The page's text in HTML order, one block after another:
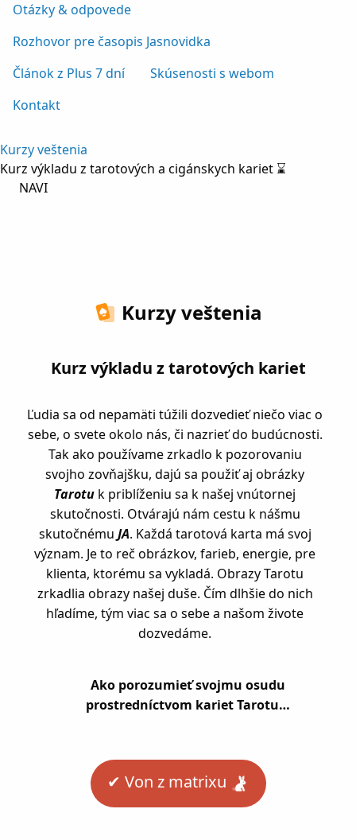
Otázky & odpovede
Rozhovor pre časopis Jasnovidka
Článok z Plus 7 dní
Skúsenosti s webom
Kontakt
Kurzy veštenia
Kurz výkladu z tarotových a cigánskych kariet ⌛
NAVI
Kurzy veštenia
Kurz výkladu z tarotových kariet
Ľudia sa od nepamäti túžili dozvedieť niečo viac o
sebe, o svete okolo nás, či nazrieť do budúcnosti.
Tak ako používame zrkadlo k pozorovaniu
svojho zovňajšku, dajú sa použiť aj obrázky
Tarotu k priblíženiu sa k našej vnútornej
skutočnosti. Otvárajú nám cestu k nášmu
skutočnému JA. Každá tarotová karta má svoj
význam. Je to reč obrázkov, farieb, energie, pre
klienta, ktorému sa vykladá. Obrazy Tarotu
zrkadlia obrazy našej duše. Čím dlhšie do nich
hľadíme, tým viac sa o sebe a našom živote
dozvedáme.
Ako porozumieť svojmu osudu
prostredníctvom kariet Tarotu…
✔︎ Von z matrixu